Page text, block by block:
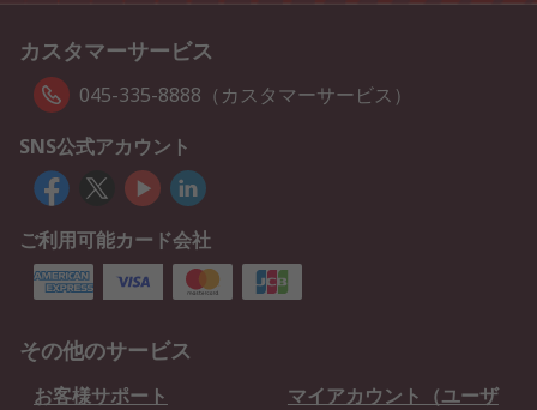
カスタマーサービス
045-335-8888（カスタマーサービス）
SNS公式アカウント
ご利用可能カード会社
その他のサービス
お客様サポート
マイアカウント（ユーザ